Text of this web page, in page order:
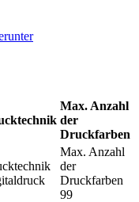
Max. Anzahl
der
Druckfarben
Max. Anzahl
der
Druckfarben
99